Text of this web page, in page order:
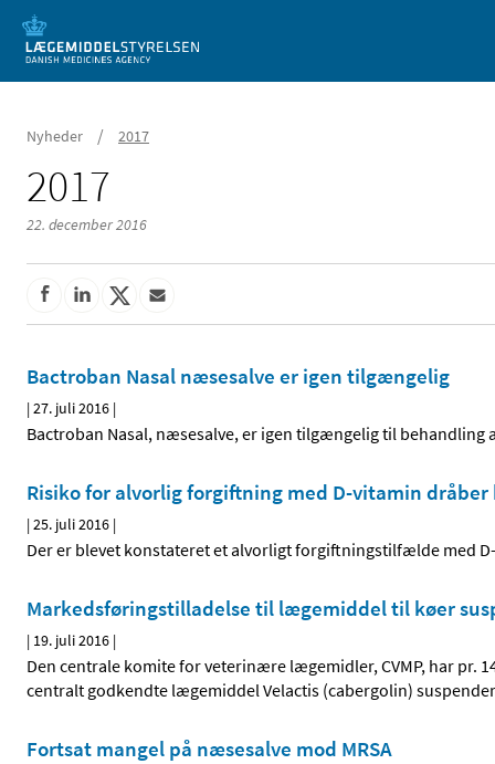
Mobil visning
Nyheder / 2017
2017
22. december 2016
Bactroban Nasal næsesalve er igen tilgængelig
|27. juli 2016 |
Bactroban Nasal, næsesalve, er igen tilgængelig til behandling
Risiko for alvorlig forgiftning med D-vitamin
|25. juli 2016 |
Der er blevet konstateret et alvorligt forgiftningstilfælde med
Markedsføringstilladelse til lægemiddel til køer
| 19. juli 2016 |
Den centrale komite for veterinære lægemidler, CVMP, har pr.
centralt godkendte lægemiddel Velactis (cabergolin)
Fortsat mangel på næsesalve mod MRSA